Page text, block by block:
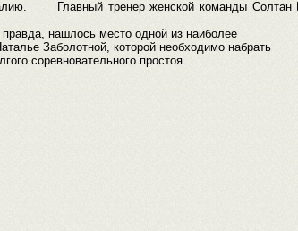
Главный тренер женской команды Солтан
нашлось место одной из наиболее
Заболотной, которой необходимо набрать
соревновательного простоя.